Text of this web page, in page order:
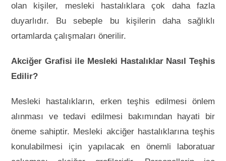
olan kişiler, mesleki hastalıklara çok daha fazla
duyarlıdır. Bu sebeple bu kişilerin daha sağlıklı
ortamlarda çalışmaları önerilir.
Akciğer Grafisi ile Mesleki Hastalıklar Nasıl Teşhis
Edilir?
Mesleki hastalıkların, erken teşhis edilmesi önlem
alınması ve tedavi edilmesi bakımından hayati bir
öneme sahiptir. Mesleki akciğer hastalıklarına teşhis
konulabilmesi için yapılacak en önemli laboratuar